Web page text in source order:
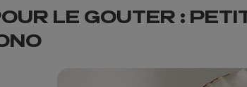
LE GOUTER :